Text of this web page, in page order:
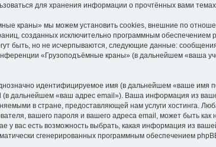
для хранения информации о прочтённых вами
краны» мы можем установить cookies, внешние по
созданных исключительно программным
быть, но не исчерпываются, следующие данные:
«Грузоподъёмные краны» (в дальнейшем «ваша
идентифицируемое имя (в дальнейшем «ваше имя
дальнейшем «ваш адрес email»). Ваша информация из
в стране, предоставляющей нам услуги хостинга.
вашего пароля и вашего адреса email, может быть как
вас есть возможность выбрать, какая информация из
сгенерированных программным обеспечением